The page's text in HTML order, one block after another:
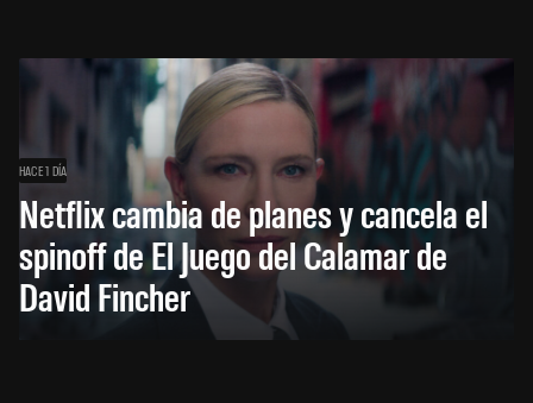
HACE 1 DÍA
Netflix cambia de planes y cancela el
spinoff de El Juego del Calamar de
David Fincher